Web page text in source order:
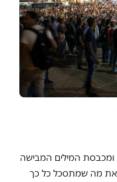
המילים המבישה
מה שמתסכל כל כך